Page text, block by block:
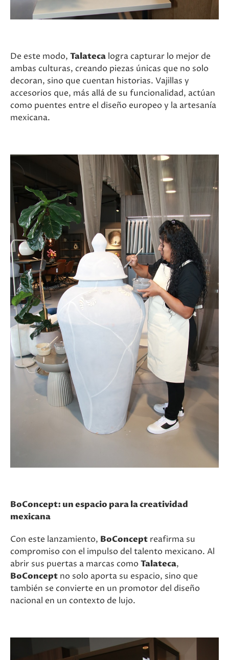
De este modo, Talateca logra capturar lo mejor de
ambas culturas, creando piezas únicas que no solo
decoran, sino que cuentan historias. Vajillas y
accesorios que, más allá de su funcionalidad, actúan
como puentes entre el diseño europeo y la artesanía
mexicana.
BoConcept: un espacio para la creatividad
mexicana
Con este lanzamiento, BoConcept reafirma su
compromiso con el impulso del talento mexicano. Al
abrir sus puertas a marcas comoTalateca,
BoConcept no solo aporta su espacio, sino que
también se convierte en un promotor del diseño
nacional en un contexto de lujo.